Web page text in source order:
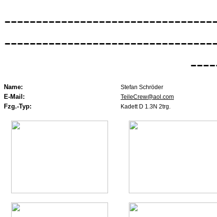
Name: Stefan Schröder
E-Mail: TeileCrew@aol.com
Fzg.-Typ: Kadett D 1.3N 2trg.